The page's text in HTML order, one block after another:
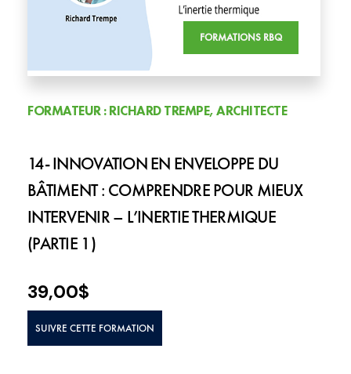
FORMATIONS RBQ
FORMATEUR : RICHARD TREMPE, ARCHITECTE
14- INNOVATION EN ENVELOPPE DU
BÂTIMENT : COMPRENDRE POUR MIEUX
INTERVENIR – L’INERTIE THERMIQUE
(PARTIE 1)
39,00$
SUIVRE CETTE FORMATION